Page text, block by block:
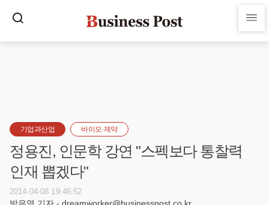
기업과산업 바이오·제약
정용진, 인문학 강연 "스펙보다 통찰력
인재 뽑겠다"
2014-04-08 19:46:52